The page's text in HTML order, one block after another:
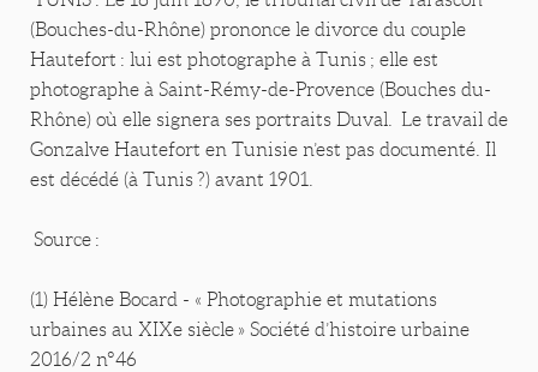
(Bouches-du-Rhône) prononce le divorce du couple
Hautefort : lui est photographe à Tunis ; elle est
photographe à Saint-Rémy-de-Provence (Bouches du-
Rhône) où elle signera ses portraits Duval. Le travail de
Gonzalve Hautefort en Tunisie n’est pas documenté. Il
est décédé (à Tunis ?) avant 1901.
Source :
(1) Hélène Bocard - « Photographie et mutations
urbaines au XIXe siècle » Société d’histoire urbaine
2016/2 n°46